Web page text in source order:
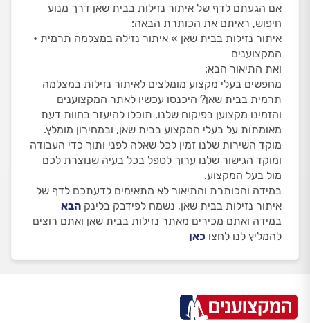
אם הגעתם לדף של איתור נזילות בבית שאן דרך מנוע
חיפוש, ראיתם את הכותרת הבאה:
איתור נזילות בבית שאן » איתור נזילה במצלמה תרמית •
המקצוענים
ואת התיאור הבא:
מחפשים בעלי מקצוע מומלצים לאיתור נזילות במצלמה
תרמית בבית שאן? היכנסו עכשיו לאתר המקצוענים
והזמינו מקצוען בפיקוח שלנו, תוכלו להיעזר בחוות דעת
מאומתות על בעלי המקצוע בבית שאן, ובמחירון מומלץ.
מוקד השירות שלנו זמין לכל שאלה לפני ותוך כדי העבודה
ומוקד הגישור שלנו ערוך לטפל בכל בעיה שנוצרת לכם
מול בעל המקצוע.
במידה והכותרת והתיאור לא מתאימים לדעתכם לדף של
איתור נזילות בבית שאן, נשמח לפידבק בלינק הבא
במידה ואתם מכירים מאתר נזילות בבית שאן ואתם רוצים
להמליץ לנו לחצו כאן